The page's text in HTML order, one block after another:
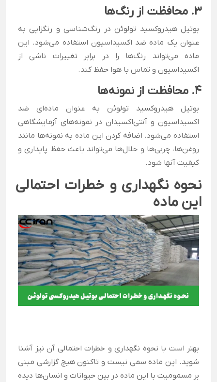
3. محافظت از رنگ‌ها
بوتیل هیدروکسید تولوئن در رنگ‌شناسی و رنگزایی به
عنوان یک ماده ضد اکسیداسیون استفاده می‌شود. این
ماده می‌تواند رنگ‌ها را در برابر تغییرات ناشی از
اکسیداسیون و تماس با هوا حفظ کند.
4. محافظت از نمونه‌ها
بوتیل هیدروکسید تولوئن به عنوان ماده‌ای ضد
اکسیداسیون و آنتی‌اکسیدان در نمونه‌های آزمایشگاهی
استفاده می‌شود. اضافه کردن این ماده به نمونه‌ها مانند
روغن‌ها، چربی‌ها و حلال‌ها می‌تواند باعث حفظ پایداری و
کیفیت آنها شود.
نحوه نگهداری و خطرات احتمالی
این ماده
بهتر است با نحوه نگهداری و خطرات احتمالی آن نیز آشنا
شوید. این ماده سمی نیست و تاکنون هیچ گزارشی مبنی
بر مسمومیت با این ماده در بین حیوانات و انسان‌ها دیده